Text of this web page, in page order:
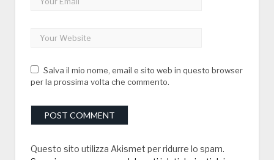
Salva il mio nome, email e sito web in questo browser
per la prossima volta che commento.
Questo sito utilizza Akismet per ridurre lo spam.